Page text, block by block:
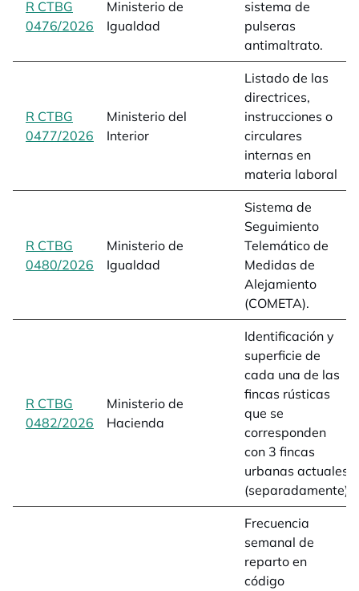
R CTBG
0476/2026 opens in a new tab
Ministerio de
Igualdad
sistema de
pulseras
antimaltrato.
R CTBG
0477/2026 opens in a new tab
Ministerio del
Interior
Listado de las
directrices,
instrucciones o
circulares
internas en
materia laboral
R CTBG
0480/2026 opens in a new tab
Ministerio de
Igualdad
Sistema de
Seguimiento
Telemático de
Medidas de
Alejamiento
(COMETA).
R CTBG
0482/2026 opens in a new tab
Ministerio de
Hacienda
Identificación y
superficie de
cada una de las
fincas rústicas
que se
corresponden
con 3 fincas
urbanas actuales
(separadamente)
Frecuencia
semanal de
reparto en
código